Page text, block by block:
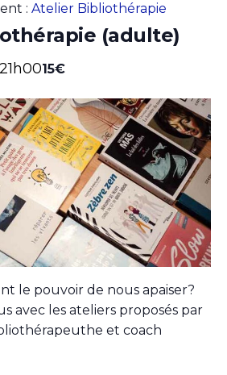
: Atelier Bibliothérapie
(adulte)
21h0015€
le pouvoir de nous apaiser?
avec les ateliers proposés par
et coach